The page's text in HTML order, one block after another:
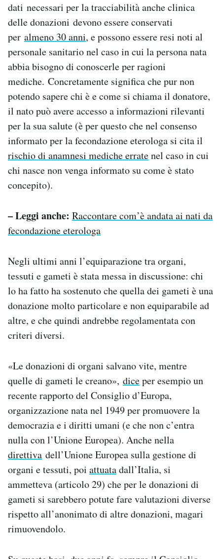
dati necessari per la tracciabilità anche clinica
delle donazioni devono essere conservati
per almeno 30 anni, e possono essere resi noti al
personale sanitario nel caso in cui la persona nata
abbia bisogno di conoscerle per ragioni
mediche. Concretamente significa che pur non
potendo sapere chi è e come si chiama il donatore,
il nato può avere accesso a informazioni rilevanti
per la sua salute (è per questo che nel consenso
informato per la fecondazione eterologa si cita il
rischio di anamnesi mediche erratenel caso in cui
chi nasce non venga informato su come è stato
concepito).
– Leggi anche: Raccontare com’è andata ai nati da
fecondazione eterologa
Negli ultimi anni l’equiparazione tra organi,
tessuti e gameti è stata messa in discussione: chi
lo ha fatto ha sostenuto che quella dei gameti è una
donazione molto particolare e non equiparabile ad
altre, e che quindi andrebbe regolamentata con
criteri diversi.
«Le donazioni di organi salvano vite, mentre
quelle di gameti le creano», diceper esempio un
recente rapporto del Consiglio d’Europa,
organizzazione nata nel 1949 per promuovere la
democrazia e i diritti umani (e che non c’entra
nulla con l’Unione Europea). Anche nella
direttiva dell’Unione Europea sulla gestione di
organi e tessuti, poi attuatadall’Italia, si
ammetteva (articolo 29) che per le donazioni di
gameti si sarebbero potute fare valutazioni diverse
rispetto all’anonimato di altre donazioni, magari
rimuovendolo.